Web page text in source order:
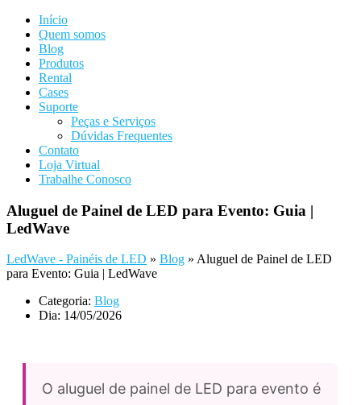
Início
Quem somos
Blog
Produtos
Rental
Cases
Suporte
Peças e Serviços
Dúvidas Frequentes
Contato
Loja Virtual
Trabalhe Conosco
Aluguel de Painel de LED para Evento: Guia |
LedWave
LedWave - Painéis de LED » Blog » Aluguel de Painel de LED
para Evento: Guia | LedWave
Categoria: Blog
Dia: 14/05/2026
O aluguel de painel de LED para evento é